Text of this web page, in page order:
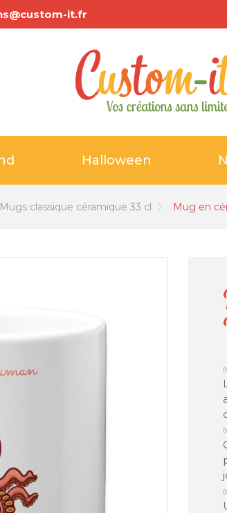
it.fr
Halloween
Mugs classique céramique 33 cl Mug en